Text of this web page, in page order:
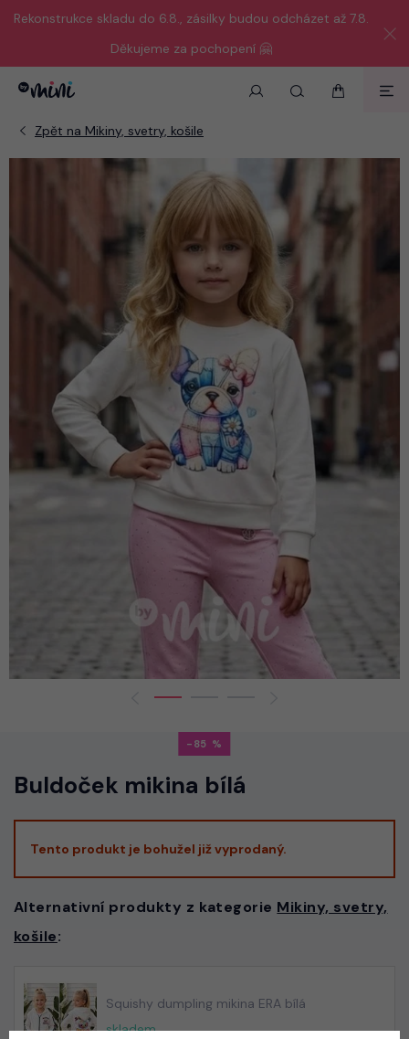
Rekonstrukce skladu do 6.8., zásilky budou odcházet až 7.8.
Děkujeme za pochopení 🤗
-85
Buldoček mikina bílá
Tento produkt je bohužel již vyprodaný.
Alternativní produkty z kategorie Mikiny, svetry,
košile:
Squishy dumpling mikina ERA bílá
skladem